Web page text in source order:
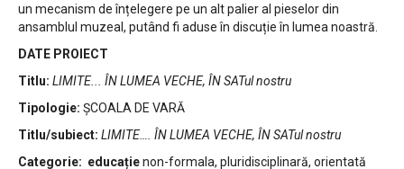
un mecanism de înțelegere pe un alt palier al pieselor din
ansamblul muzeal, putând fi aduse în discuție în lumea noastră.
DATE PROIECT
Titlu: LIMITE... ÎN LUMEA VECHE, ÎN SATul nostru
Tipologie: ȘCOALA DE VARĂ
Titlu/subiect: LIMITE…. ÎN LUMEA VECHE, ÎN SATul nostru
Categorie: educațienon-formala, pluridisciplinară, orientată